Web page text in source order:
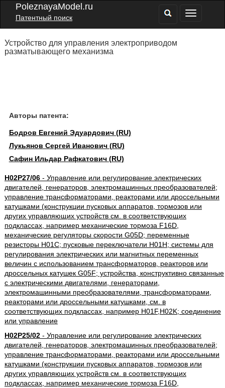
PoleznayaModel.ru
Патентный поиск
Устройство для управления электроприводом
разматывающего механизма
Авторы патента:
Бодров Евгений Эдуардович (RU)
Лукьянов Сергей Иванович (RU)
Сафин Ильдар Рафкатович (RU)
H02P27/06- Управление или регулирование электрических
двигателей, генераторов, электромашинных преобразователей;
управление трансформаторами, реакторами или дроссельными
катушками (конструкции пусковых аппаратов, тормозов или
других управляющих устройств см. в соответствующих
подклассах, например механические тормоза F16D,
механические регуляторы скорости G05D; переменные
резисторы H01C; пусковые переключатели H01H; системы для
регулирования электрических или магнитных переменных
величин с использованием трансформаторов, реакторов или
дроссельных катушек G05F; устройства, конструктивно связанные
с электрическими двигателями, генераторами,
электромашинными преобразователями, трансформаторами,
реакторами или дроссельными катушками, см. в
соответствующих подклассах, например H01F,H02K; соединение
или управление
H02P25/02- Управление или регулирование электрических
двигателей, генераторов, электромашинных преобразователей;
управление трансформаторами, реакторами или дроссельными
катушками (конструкции пусковых аппаратов, тормозов или
других управляющих устройств см. в соответствующих
подклассах, например механические тормоза F16D,